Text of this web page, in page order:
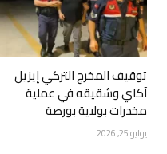
توقيف المخرج التركي إيزيل
آكاي وشقيقه في عملية
مخدرات بولاية بورصة
يوليو 25, 2026